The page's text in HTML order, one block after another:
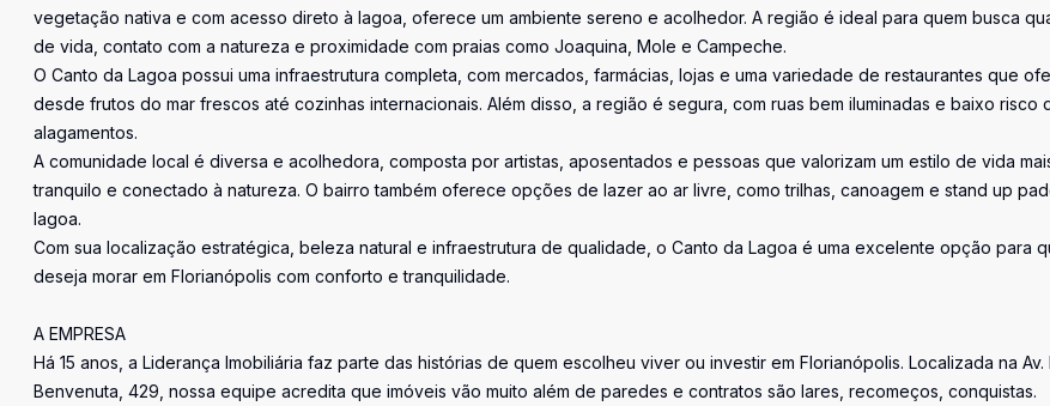
vegetação nativa e com acesso direto à lagoa, oferece um ambiente sereno e acolhedor. A região é ideal para quem busca
de vida, contato com a natureza e proximidade com praias como Joaquina, Mole e Campeche.
O Canto da Lagoa possui uma infraestrutura completa, com mercados, farmácias, lojas e uma variedade de restaurantes que
desde frutos do mar frescos até cozinhas internacionais. Além disso, a região é segura, com ruas bem iluminadas e baixo risco
alagamentos.
A comunidade local é diversa e acolhedora, composta por artistas, aposentados e pessoas que valorizam um estilo de vida
tranquilo e conectado à natureza. O bairro também oferece opções de lazer ao ar livre, como trilhas, canoagem e stand up
lagoa.
Com sua localização estratégica, beleza natural e infraestrutura de qualidade, o Canto da Lagoa é uma excelente opção para
deseja morar em Florianópolis com conforto e tranquilidade.
A EMPRESA
Há 15 anos, a Liderança Imobiliária faz parte das histórias de quem escolheu viver ou investir em Florianópolis. Localizada na Av.
Benvenuta, 429, nossa equipe acredita que imóveis vão muito além de paredes e contratos são lares, recomeços, conquistas.